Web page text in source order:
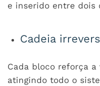
e inserido entre dois
Cadeia
Cada bloco reforça
atingindo todo o